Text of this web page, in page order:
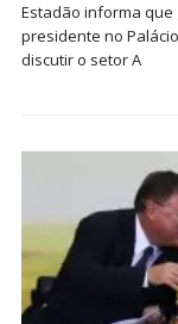
Estadão informa
presidente no
discutir o setor A